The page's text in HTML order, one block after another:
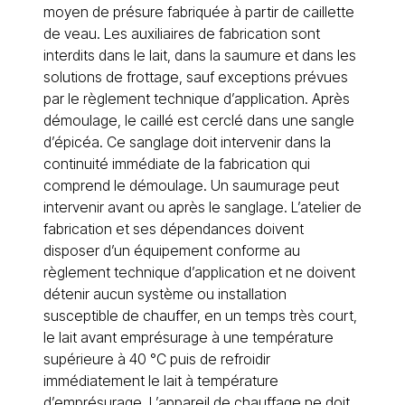
moyen de présure fabriquée à partir de caillette
de veau. Les auxiliaires de fabrication sont
interdits dans le lait, dans la saumure et dans les
solutions de frottage, sauf exceptions prévues
par le règlement technique d’application. Après
démoulage, le caillé est cerclé dans une sangle
d’épicéa. Ce sanglage doit intervenir dans la
continuité immédiate de la fabrication qui
comprend le démoulage. Un saumurage peut
intervenir avant ou après le sanglage. L’atelier de
fabrication et ses dépendances doivent
disposer d’un équipement conforme au
règlement technique d’application et ne doivent
détenir aucun système ou installation
susceptible de chauffer, en un temps très court,
le lait avant emprésurage à une température
supérieure à 40 °C puis de refroidir
immédiatement le lait à température